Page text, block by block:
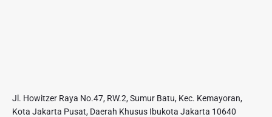
Jl. Howitzer Raya No.47, RW.2, Sumur Batu, Kec. Kemayoran,
Kota Jakarta Pusat, Daerah Khusus Ibukota Jakarta 10640